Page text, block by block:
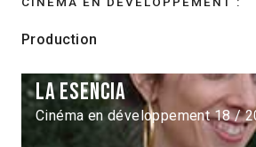
Production
La esencia
Cinéma en développement 18 /